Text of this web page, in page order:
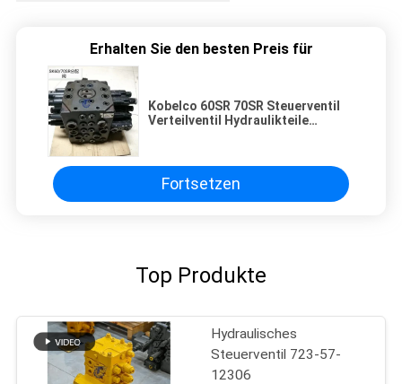
Erhalten Sie den besten Preis für
Kobelco 60SR 70SR Steuerventil
Verteilventil Hydraulikteile
Fortsetzen
Top Produkte
Hydraulisches
Steuerventil 723-57-
12306